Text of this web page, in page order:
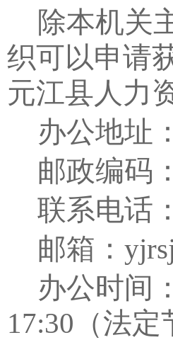
除本机关
织可以申请
元江县人力
办公地址
邮政编码：
联系电话：
邮箱：
办公时间
17:30 （法